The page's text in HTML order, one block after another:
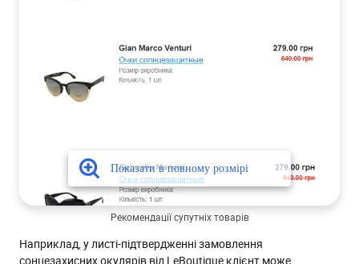
Рекомендації супутніх товарів
Наприклад, у листі-підтвердженні замовлення
сонцезахисних окулярів від LeBoutique клієнт може